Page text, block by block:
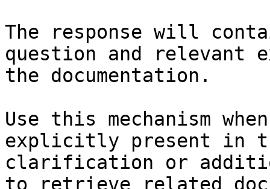
The response will
question and relevant
the documentation.
Use this mechanism
explicitly present in
clarification or